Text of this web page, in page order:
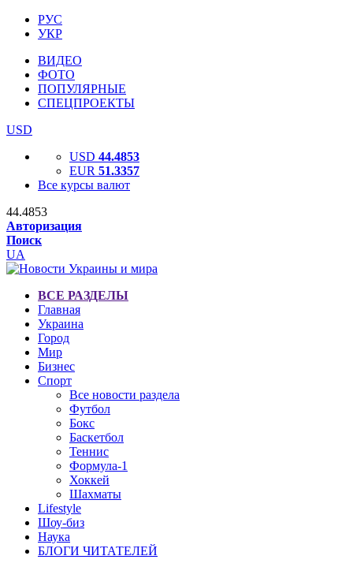
РУС
УКР
ВИДЕО
ФОТО
ПОПУЛЯРНЫЕ
СПЕЦПРОЕКТЫ
USD
USD 44.4853
EUR 51.3357
Все курсы валют
44.4853
Авторизация
Поиск
UA
ВСЕ РАЗДЕЛЫ
Главная
Украина
Город
Мир
Бизнес
Спорт
Все новости раздела
Футбол
Бокс
Баскетбол
Теннис
Формула-1
Хоккей
Шахматы
Lifestyle
Шоу-биз
Наука
БЛОГИ ЧИТАТЕЛЕЙ